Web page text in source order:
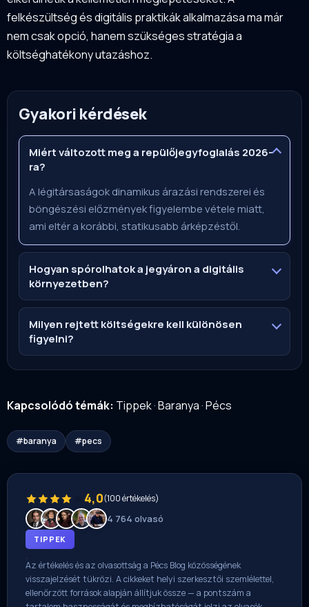
felkészültség és digitális praktikák alkalmazása ma már
nem csak opció, hanem szükséges stratégia a
költséghatékony utazáshoz.
Gyakori kérdések
Miért változott meg a repülőjegyfoglalás 2026-
ra?
A légitársaságok dinamikus árazási rendszerei és
böngészési előzmények figyelembe vétele miatt,
ami eltér a korábbi, statikusabb árképzéstől.
Hogyan spórolhatok a jegyáron a digitális
környezetben?
Milyen rejtett költségekre kell különösen
figyelni?
Kapcsolódó témák: Tippek·Baranya·Pécs
#baranya #pecs
4,0(100 értékelés)
4 764 olvasó
TIPPEK
Az értékelés és az olvasottság a Pécs Blog közösségének
visszajelzését tükrözi. A cikkeket helyi szerkesztői szemlélettel,
ellenőrzött források alapján állítjuk össze — a pontszám a